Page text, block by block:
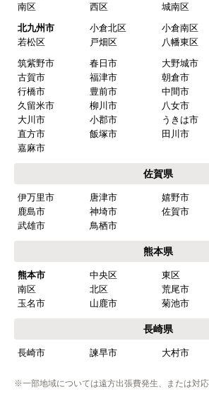
南区
西区 城南区
北九州市
小倉北区 小倉南区
若松区
戸畑区 八幡東区
筑紫野市
春日市 大野城市
古賀市
福津市 朝倉市
行橋市
豊前市 中間市
久留米市
柳川市 八女市
大川市
小郡市 うきは市
直方市
飯塚市 田川市
嘉麻市
佐賀県
伊万里市 唐津市 嬉野市
鹿島市
神埼市 佐賀市
武雄市
鳥栖市
熊本県
熊本市 中央区 東区
南区
北区 荒尾市
玉名市
山鹿市 菊池市
長崎県
長崎市 諫早市 大村市
※一部地域については遠方出張費発生、または対